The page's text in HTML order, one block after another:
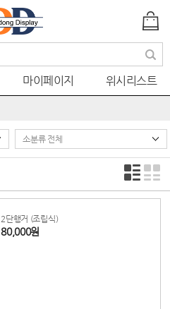
색
마이페이지 위시리스트
2단행거 (조립식)
80,000원